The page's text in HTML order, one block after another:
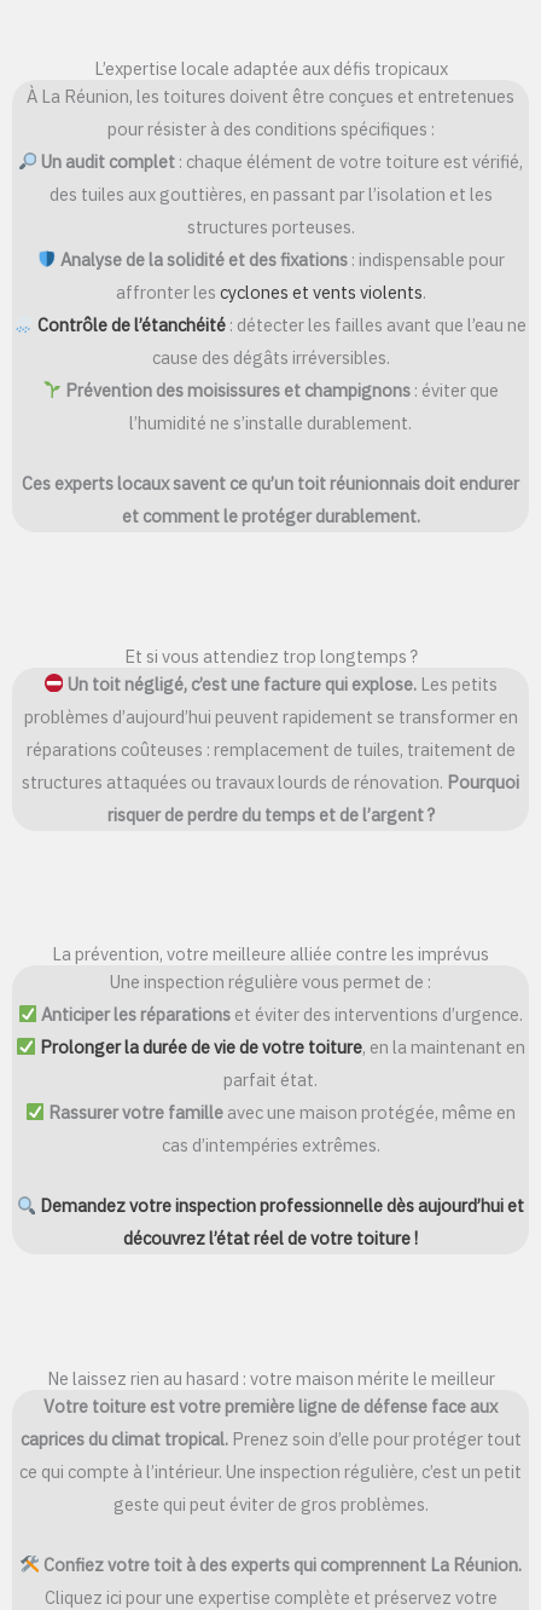
L’expertise locale adaptée aux défis tropicaux
À La Réunion, les toitures doivent être conçues et entretenues
pour résister à des conditions spécifiques :
Un audit complet : chaque élément de votre toiture est vérifié,
des tuiles aux gouttières, en passant par l’isolation et les
structures porteuses.
Analyse de la solidité et des fixations: indispensable pour
affronter les cyclones et vents violents.
Contrôle de l’étanchéité : détecter les failles avant que l’eau ne
cause des dégâts irréversibles.
Prévention des moisissures et champignons : éviter que
l’humidité ne s’installe durablement.
Ces experts locaux savent ce qu’un toit réunionnais doit endurer
et comment le protéger durablement.
Et si vous attendiez trop longtemps ?
Un toit négligé, c’est une facture qui explose.Les petits
problèmes d’aujourd’hui peuvent rapidement se transformer en
réparations coûteuses : remplacement de tuiles, traitement de
structures attaquées ou travaux lourds de rénovation. Pourquoi
risquer de perdre du temps et de l’argent ?
La prévention, votre meilleure alliée contre les imprévus
Une inspection régulière vous permet de :
Anticiper les réparations et éviter des interventions d’urgence.
Prolonger la durée de vie de votre toiture, en la maintenant en
parfait état.
Rassurer votre famille avec une maison protégée, même en
cas d’intempéries extrêmes.
Demandez votre inspection professionnelle dès aujourd’hui et
découvrez l’état réel de votre toiture !
Ne laissez rien au hasard : votre maison mérite le meilleur
Votre toiture est votre première ligne de défense face aux
caprices du climat tropical.Prenez soin d’elle pour protéger tout
ce qui compte à l’intérieur. Une inspection régulière, c’est un petit
geste qui peut éviter de gros problèmes.
Confiez votre toit à des experts qui comprennent La Réunion.
Cliquez ici pour une expertise complète et préservez votre